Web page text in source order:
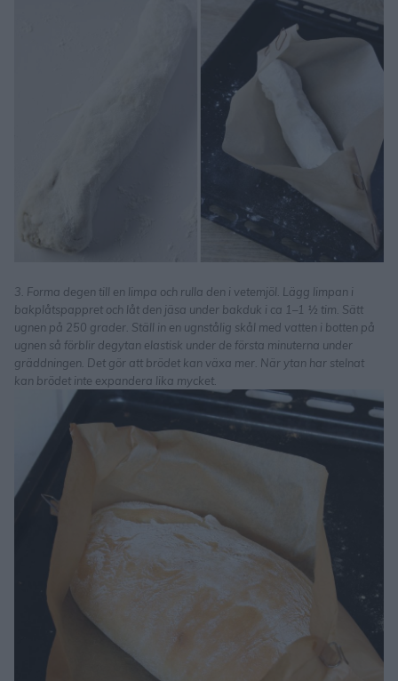
3. Forma degen till en limpa och rulla den i vetemjöl. Lägg limpan i
bakplåtspappret och låt den jäsa under bakduk i ca 1–1 ½ tim. Sätt
ugnen på 250 grader. Ställ in en ugnstålig skål med vatten i botten på
ugnen så förblir degytan elastisk under de första minuterna under
gräddningen. Det gör att brödet kan växa mer. När ytan har stelnat
kan brödet inte expandera lika mycket.